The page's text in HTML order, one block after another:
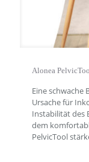
Alonea
Eine
Ursache für
Instabilität des
dem
PelvicTool